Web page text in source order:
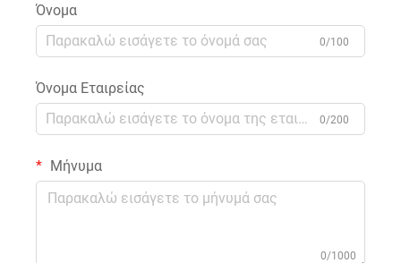
Όνομα
0/100
Όνομα Εταιρείας
0/200
Μήνυμα
0/1000